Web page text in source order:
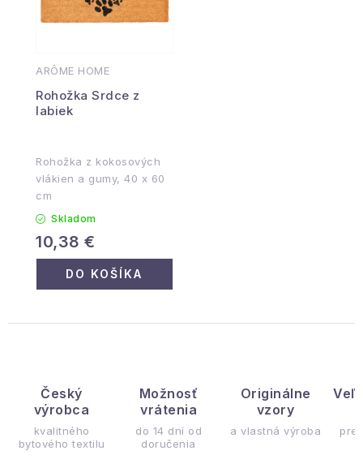
Český
výrobca
kvalitného
bytového textilu
Možnosť
vrátenia
do 14 dní od
doručenia
Originálne
vzory
a vlastná výroba pre
ARÔME HOME
Rohožka Srdce z
labiek
Rohožka z kokosových
vlákien a gumy, 40 x 60
cm
Skladom
10,38 €
DO KOŠÍKA